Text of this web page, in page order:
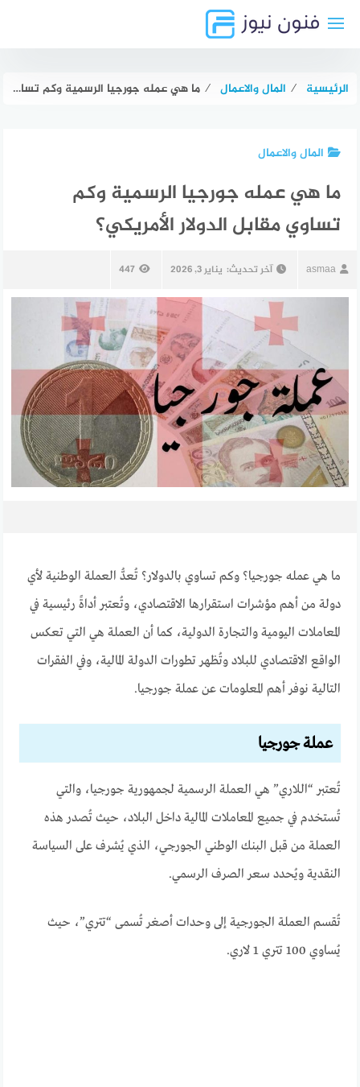
الرئيسية ⁄ المال والاعمال ⁄ ما هي عمله جورجيا الرسمية وكم تساوي مقابل الدولار الأمريكي؟
المال والاعمال
ما هي عمله جورجيا الرسمية وكم
تساوي مقابل الدولار الأمريكي؟
asmaa آخر تحديث: يناير 3, 2026 447
ما هي عمله جورجيا؟ وكم تساوي بالدولار؟ تُعدُّ العملة الوطنية لأي
دولة من أهم مؤشرات استقرارها الاقتصادي، وتُعتبر أداةً رئيسية في
المعاملات اليومية والتجارة الدولية، كما أن العملة هي التي تعكس
الواقع الاقتصادي للبلاد وتُظهر تطورات الدولة المالية، وفي الفقرات
التالية نوفر أهم المعلومات عن عملة جورجيا.
عملة جورجيا
تُعتبر “اللاري” هي العملة الرسمية لجمهورية جورجيا، والتي
تُستخدم في جميع المعاملات المالية داخل البلاد، حيث تُصدر هذه
العملة من قبل البنك الوطني الجورجي، الذي يُشرف على السياسة
النقدية ويُحدد سعر الصرف الرسمي.
تُقسم العملة الجورجية إلى وحدات أصغر تُسمى “تتري”، حيث
يُساوي 100 تتري 1 لاري.